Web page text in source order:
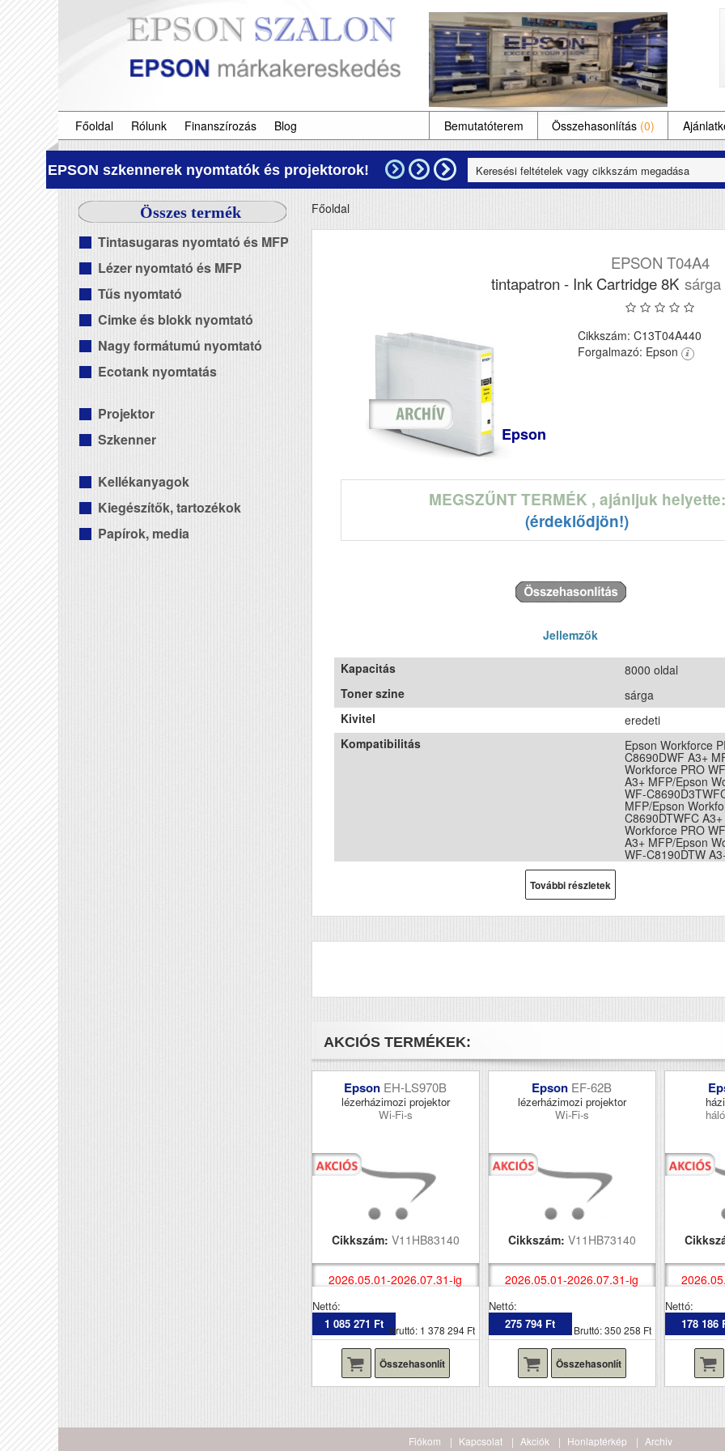
Főoldal Rólunk Finanszírozás Blog Bemutatóterem Összehasonlítás (0)
EPSON szkennerek nyomtatók és projektorok!
Összes termék
Tintasugaras nyomtató és MFP
Lézer nyomtató és MFP
Tűs nyomtató
Cimke és blokk nyomtató
Nagy formátumú nyomtató
Ecotank nyomtatás
Projektor
Szkenner
Kellékanyagok
Kiegészítők, tartozékok
Papírok, media
Főoldal
EPSON T04A4
tintapatron - Ink Cartridge 8K
Epson
Cikkszám: C13T04A440
Forgalmazó: Epson
MEGSZŰNT TERMÉK , ajánljuk helyette:
(érdeklődjön!)
Jellemzők
Kapacitás
8000 oldal
Toner szine
sárga
Kivitel
eredeti
Kompatibilitás
Epson Workforce
C8690DWF A3+
Workforce PRO
A3+ MFP/Epson
WF-
MFP/Epson
C8690DTWFC
Workforce PRO
A3+ MFP/Epson
WF-C8190DTW
Workforce PRO
További részletek
AKCIÓS TERMÉKEK:
Epson EH-LS970B
lézerházimozi projektor
Wi-Fi-s
Cikkszám: V11HB83140
2026.05.01-2026.07.31-ig
Nettó:
1 085 271 Ft Bruttó: 1 378 294 Ft
Összehasonlít
Epson EF-62B
lézerházimozi projektor
Wi-Fi-s
Cikkszám: V11HB73140
2026.05.01-2026.07.31-ig
Nettó:
275 794 Ft
Bruttó: 350 258 Ft
Összehasonlít
Nettó:
178 186
Fiókom Kapcsolat Akciók Honlaptérkép Archiv